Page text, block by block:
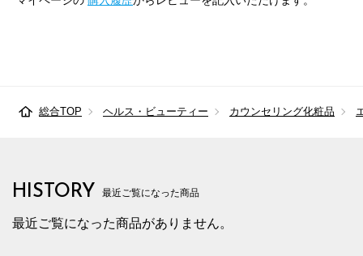
総合TOP ヘルス・ビューティー カウンセリング化粧品
HISTORY 最近ご覧になった商品
最近ご覧になった商品がありません。